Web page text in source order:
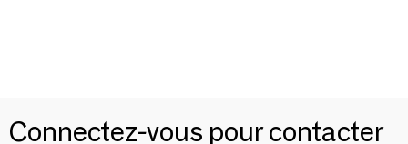
Connectez-vous pour contacter